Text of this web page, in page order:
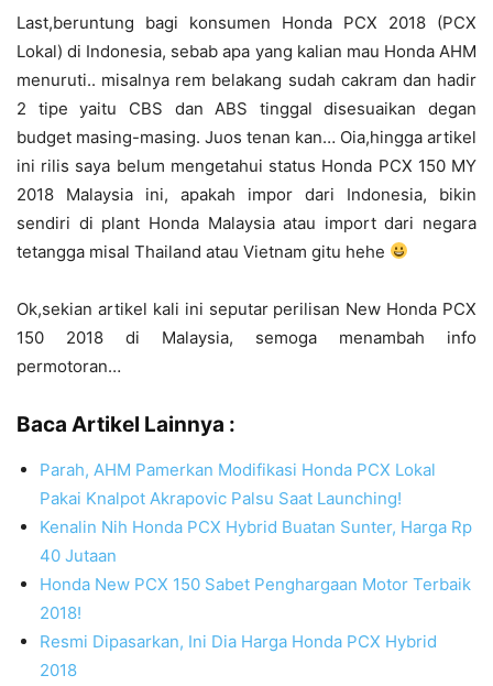
Last,beruntung bagi konsumen Honda PCX 2018 (PCX
Lokal) di Indonesia, sebab apa yang kalian mau Honda AHM
menuruti.. misalnya rem belakang sudah cakram dan hadir
2 tipe yaitu CBS dan ABS tinggal disesuaikan degan
budget masing-masing. Juos tenan kan… Oia,hingga artikel
ini rilis saya belum mengetahui status Honda PCX 150 MY
2018 Malaysia ini, apakah impor dari Indonesia, bikin
sendiri di plant Honda Malaysia atau import dari negara
tetangga misal Thailand atau Vietnam gitu hehe
Ok,sekian artikel kali ini seputar perilisan New Honda PCX
150 2018 di Malaysia, semoga menambah info
permotoran…
Baca Artikel Lainnya :
Parah, AHM Pamerkan Modifikasi Honda PCX Lokal
Pakai Knalpot Akrapovic Palsu Saat Launching!
Kenalin Nih Honda PCX Hybrid Buatan Sunter, Harga Rp
40 Jutaan
Honda New PCX 150 Sabet Penghargaan Motor Terbaik
2018!
Resmi Dipasarkan, Ini Dia Harga Honda PCX Hybrid
2018